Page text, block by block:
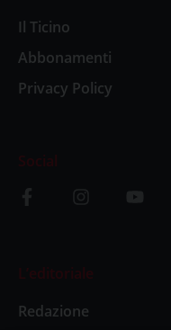
Il Ticino
Abbonamenti
Privacy Policy
Social
L’editoriale
Redazione